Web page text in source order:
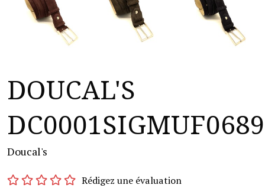
DOUCAL'S
DC0001SIGMUF0689
Doucal's
Rédigez une évaluation